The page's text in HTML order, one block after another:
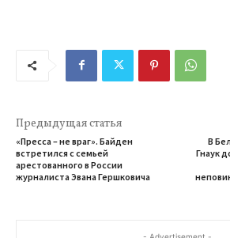
Предыдущая статья
«Пресса – не враг». Байден
встретился с семьей
арестованного в России
журналиста Эвана Гершковича
В
Гнаук